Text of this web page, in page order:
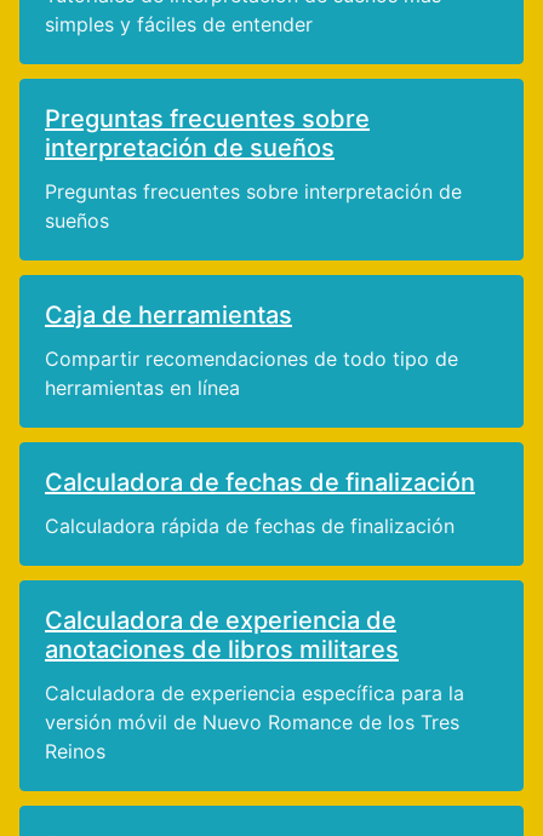
simples y fáciles de entender
Preguntas frecuentes sobre
interpretación de sueños
Preguntas frecuentes sobre interpretación de
sueños
Caja de herramientas
Compartir recomendaciones de todo tipo de
herramientas en línea
Calculadora de fechas de finalización
Calculadora rápida de fechas de finalización
Calculadora de experiencia de
anotaciones de libros militares
Calculadora de experiencia específica para la
versión móvil de Nuevo Romance de los Tres
Reinos